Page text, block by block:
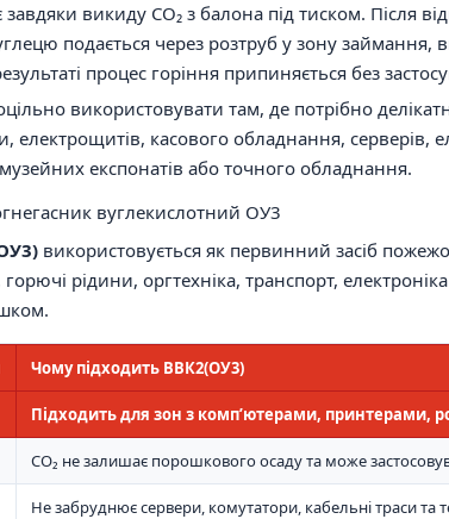
викиду CO₂ з балона під тиском. Після
подається через розтруб у зону займання,
процес горіння припиняється без
використовувати там, де потрібно
електрощитів, касового обладнання, серверів,
музейних експонатів або точного обладнання.
вуглекислотний ОУ3
використовується як первинний засіб
рідини, оргтехніка, транспорт,
Чому підходить ВВК2(ОУ3)
Підходить для зон з комп’ютерами, принтерами,
CO₂ не залишає порошкового осаду та може
Не забруднює сервери, комутатори, кабельні траси та